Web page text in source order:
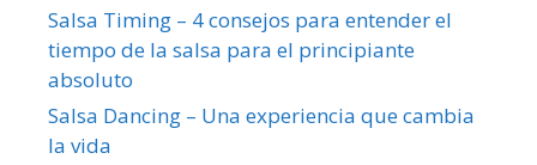
Salsa Timing – 4 consejos para entender el
tiempo de la salsa para el principiante
absoluto
Salsa Dancing – Una experiencia que cambia
la vida